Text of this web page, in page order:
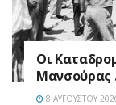
Οι
Μανσούρας
8 ΑΥΓΟΎΣΤΟΥ